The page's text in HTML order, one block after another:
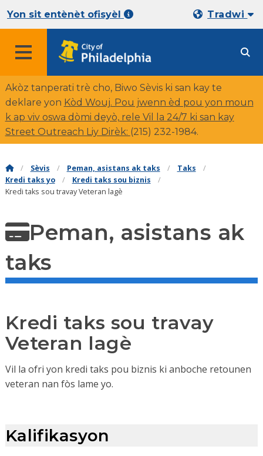
Yon sit entènèt ofisyèl Tradwi
Akòz tanperati trè cho, Biwo Sèvis ki san kay te
deklare yon Kòd Wouj. Pou jwenn èd pou yon moun
k ap viv oswa dòmi deyò, rele Vil la 24/7 ki san kay
Street Outreach Liy Dirèk: (215) 232-1984.
Sèvis Peman, asistans ak taks
Taks
Kredi taks yo
Kredi taks sou biznis
Kredi taks sou travay Veteran lagè
Peman, asistans ak
taks
Kredi taks sou travay
Veteran lagè
Vil la ofri yon kredi taks pou biznis ki anboche retounen
veteran nan fòs lame yo.
Kalifikasyon